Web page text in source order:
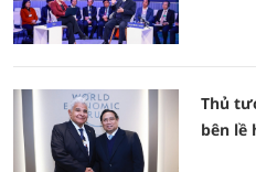
Thủ
bên lề